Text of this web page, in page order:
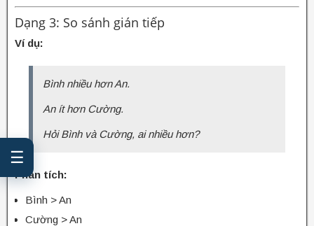
Dạng 3: So sánh gián tiếp
Ví dụ:
Bình nhiều hơn An.
An ít hơn Cường.
Hỏi Bình và Cường, ai nhiều hơn?
Phân tích:
Bình > An
Cường > An
☰